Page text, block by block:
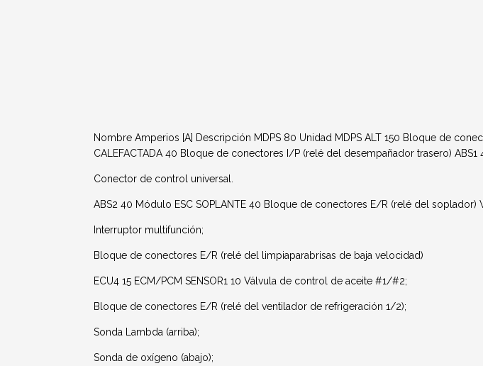
Nombre Amperios [A] Descripción MDPS 80 Unidad MDPS ALT 150 Bloque de
CALEFACTADA 40 Bloque de conectores I/P (relé del desempañador trasero) ABS1
Conector de control universal.
ABS2 40 Módulo ESC SOPLANTE 40 Bloque de conectores E/R (relé del soplador)
Interruptor multifunción;
Bloque de conectores E/R (relé del limpiaparabrisas de baja velocidad)
ECU4 15 ECM/PCM SENSOR1 10 Válvula de control de aceite #1/#2;
Bloque de conectores E/R (relé del ventilador de refrigeración 1/2);
Sonda Lambda (arriba);
Sonda de oxígeno (abajo);